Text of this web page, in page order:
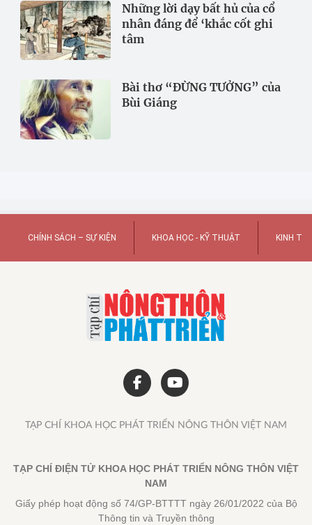
Những lời dạy bất hủ của cổ
nhân đáng để ‘khắc cốt ghi
tâm
Bài thơ “ĐỪNG TƯỞNG” của
Bùi Giáng
CHÍNH SÁCH – SỰ KIỆN KHOA HỌC - KỸ THUẬT KINH TẾ
TẠP CHÍ KHOA HỌC PHÁT TRIỂN NÔNG THÔN VIỆT NAM
TẠP CHÍ ĐIỆN TỬ KHOA HỌC PHÁT TRIỂN NÔNG THÔN VIỆT
NAM
Giấy phép hoạt động số 74/GP-BTTTT ngày 26/01/2022 của Bộ
Thông tin và Truyền thông